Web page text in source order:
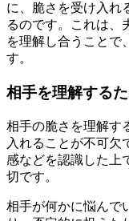
に、脆さを受け入れ
るのです。これは、
を理解し合うことで
す。
相手を理解する
相手の脆さを理解す
入れることが不可欠
感などを認識した上
切です。
相手が何かに悩んで